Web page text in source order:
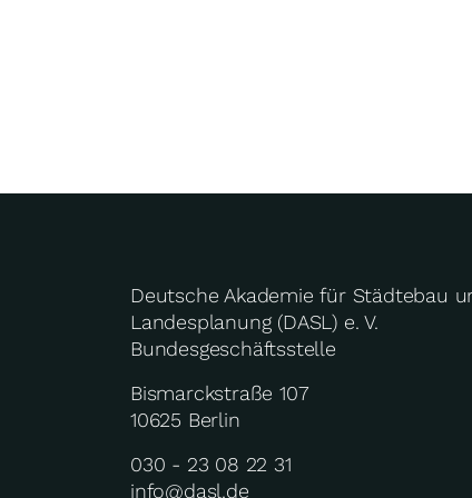
Deutsche Akademie für Städtebau
Landesplanung (DASL) e. V.
Bundesgeschäftsstelle
Bismarckstraße 107
10625 Berlin
030 - 23 08 22 31
info@dasl.de